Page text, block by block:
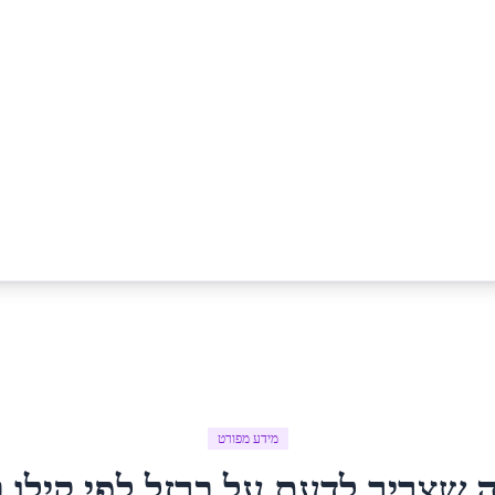
מידע מפורט